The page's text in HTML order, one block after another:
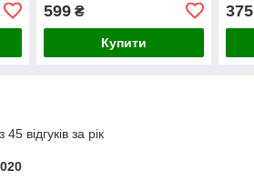
599₴
Купити
375
відгуків за рік